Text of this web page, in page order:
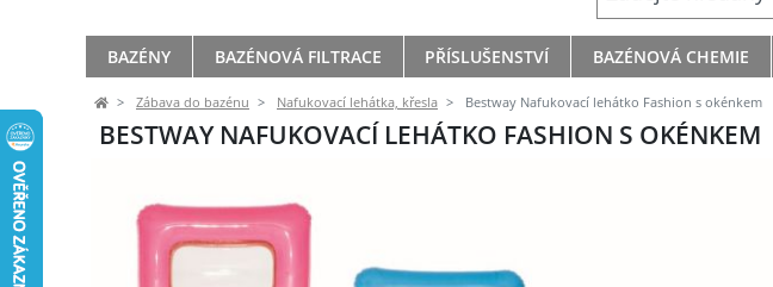
BAZÉNY BAZÉNOVÁ FILTRACE PŘÍSLUŠENSTVÍ BAZÉNOVÁ CHEMIE
Zábava do bazénu Nafukovací lehátka, křesla Bestway Nafukovací lehátko Fashion s okénkem
BESTWAY NAFUKOVACÍ LEHÁTKO FASHION S OKÉNKEM